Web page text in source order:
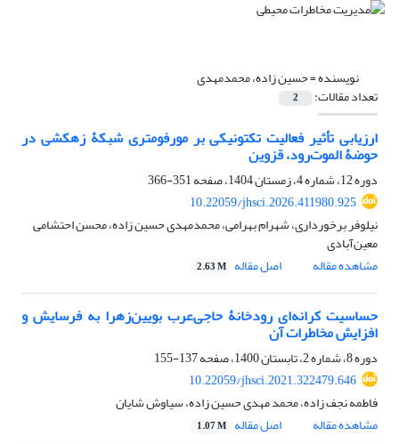
نویسنده =حسین زاده، محمدمهدی
تعداد مقالات: 2
ارزیابی تأثیر فعالیت تکتونیکی بر مورفومتری شبکۀ زهکشی در
حوضۀ الموت‌رود، قزوین
دوره 12، شماره 4، زمستان 1404، صفحه
351-366
10.22059/jhsci.2026.411980.925
نیلوفر برخورداری، شهرام بهرامی، محمدمهدی حسین زاده، محسن احتشامی
معین‌آبادی
مشاهده مقاله
اصل مقاله 2.63 M
حساسیت کرانه‌ای رودخانۀ حاجی‌عرب بویین‌زهرا به فرسایش و
افزایش مخاطرات آن
دوره 8، شماره 2، تابستان 1400، صفحه
137-155
10.22059/jhsci.2021.322479.646
فاطمه نجف زاده، محمد مهدی حسین زاده، سیاوش شایان
مشاهده مقاله
اصل مقاله 1.07 M